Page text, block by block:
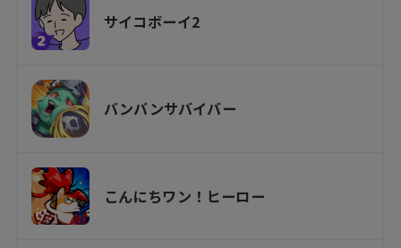
サイコボーイ2
バンバンサバイバー
こんにちワン！ヒーロー